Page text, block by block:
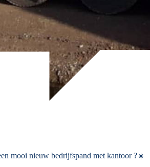
mooi nieuw bedrijfspand met kantoor ?☀️